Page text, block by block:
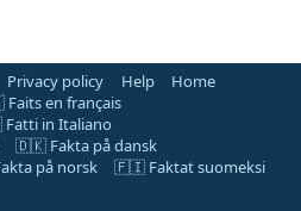
Privacy policy Help
Home
en français
in Italiano
🇩🇰 Fakta på dansk
på norsk
🇫🇮 Faktat suomeksi